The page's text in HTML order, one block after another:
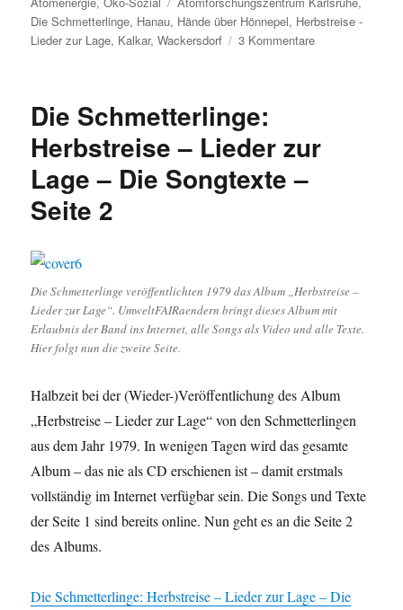
Die Schmetterlinge, Hanau, Hände über Hönnepel, Herbstreise -
Lieder zur Lage, Kalkar,Wackersdorf 3 Kommentarezu
zur
Hönnepel
Die Schmetterlinge:
Herbstreise – Lieder zur
Lage – Die Songtexte –
Seite 2
Die Schmetterlinge veröffentlichten 1979 das Album „Herbstreise –
Lieder zur Lage“. UmweltFAIRaendern bringt dieses Album mit
Erlaubnis der Band ins Internet, alle Songs als Video und alle Texte.
Hier folgt nun die zweite Seite.
Halbzeit bei der (Wieder-)Veröffentlichung des Album
„Herbstreise – Lieder zur Lage“ von den Schmetterlingen
aus dem Jahr 1979. In wenigen Tagen wird das gesamte
Album – das nie als CD erschienen ist – damit erstmals
vollständig im Internet verfügbar sein. Die Songs und Texte
der Seite 1 sind bereits online. Nun geht es an die Seite 2
des Albums.
Die Schmetterlinge: Herbstreise – Lieder zur Lage – Die